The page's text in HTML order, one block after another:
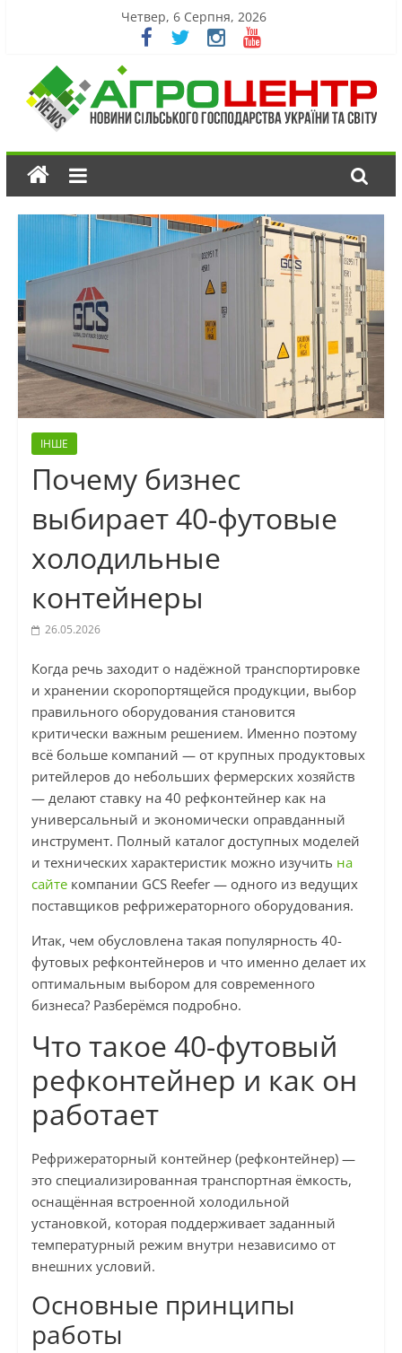
Четвер, 6 Серпня, 2026
ІНШЕ
Почему бизнес
выбирает 40-футовые
холодильные
контейнеры
26.05.2026
Когда речь заходит о надёжной транспортировке
и хранении скоропортящейся продукции, выбор
правильного оборудования становится
критически важным решением. Именно поэтому
всё больше компаний — от крупных продуктовых
ритейлеров до небольших фермерских хозяйств
— делают ставку на 40 рефконтейнер как на
универсальный и экономически оправданный
инструмент. Полный каталог доступных моделей
и технических характеристик можно изучить на
сайтекомпании GCS Reefer — одного из ведущих
поставщиков рефрижераторного оборудования.
Итак, чем обусловлена такая популярность 40-
футовых рефконтейнеров и что именно делает их
оптимальным выбором для современного
бизнеса? Разберёмся подробно.
Что такое 40-футовый
рефконтейнер и как он
работает
Рефрижераторный контейнер (рефконтейнер) —
это специализированная транспортная ёмкость,
оснащённая встроенной холодильной
установкой, которая поддерживает заданный
температурный режим внутри независимо от
внешних условий.
Основные принципы
работы